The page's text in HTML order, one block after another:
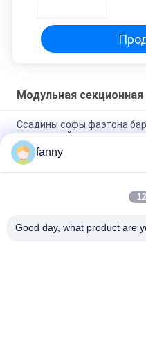
Модульная
Ссадины софы фаэтона
секционной анти- темно-
Софа прочного Breathable
диван-кровать царапины
Софа OEM ODM модульная
fanny
Good day, what product are